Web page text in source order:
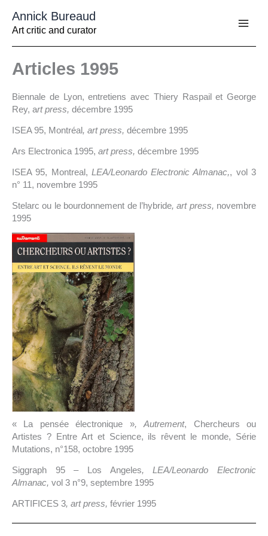
contenu
Annick Bureaud
Art critic and curator
Articles 1995
Biennale de Lyon, entretiens avec Thiery Raspail et George
Rey, art press, décembre 1995
ISEA 95, Montréal, art press, décembre 1995
Ars Electronica 1995, art press, décembre 1995
ISEA 95, Montreal, LEA/Leonardo Electronic Almanac,, vol 3
n° 11, novembre 1995
Stelarc ou le bourdonnement de l’hybride, art press, novembre
1995
« La pensée électronique », Autrement, Chercheurs ou
Artistes ? Entre Art et Science, ils rêvent le monde, Série
Mutations, n°158, octobre 1995
Siggraph 95 – Los Angeles, LEA/Leonardo Electronic
Almanac, vol 3 n°9, septembre 1995
ARTIFICES 3, art press, février 1995